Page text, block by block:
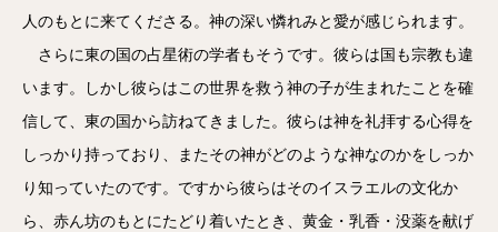
人のもとに来てくださる。神の深い憐れみと愛が感じられます。
さらに東の国の占星術の学者もそうです。彼らは国も宗教も違
います。しかし彼らはこの世界を救う神の子が生まれたことを確
信して、東の国から訪ねてきました。彼らは神を礼拝する心得を
しっかり持っており、またその神がどのような神なのかをしっか
り知っていたのです。ですから彼らはそのイスラエルの文化か
ら、赤ん坊のもとにたどり着いたとき、黄金・乳香・没薬を献げ